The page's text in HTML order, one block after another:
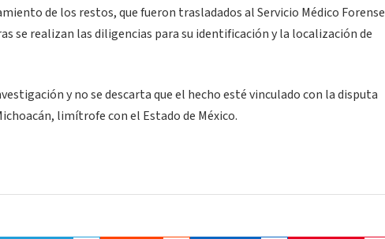
de los restos, que fueron trasladados al Servicio Médico Forense
se realizan las diligencias para su identificación y la localización de
y no se descarta que el hecho esté vinculado con la disputa
limítrofe con el Estado de México.